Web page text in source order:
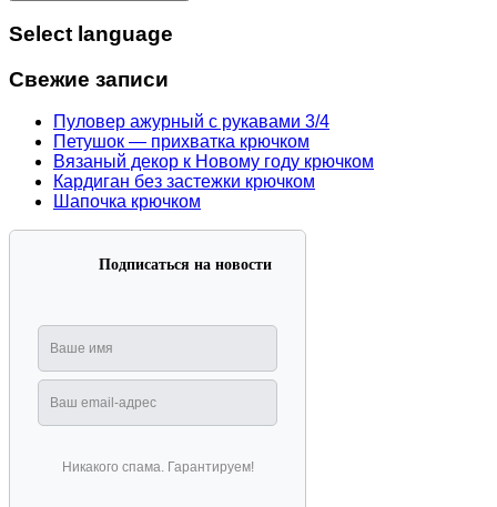
Select language
Свежие записи
Пуловер ажурный с рукавами 3/4
Петушок — прихватка крючком
Вязаный декор к Новому году крючком
Кардиган без застежки крючком
Шапочка крючком
Подписаться на новости
Никакого спама. Гарантируем!